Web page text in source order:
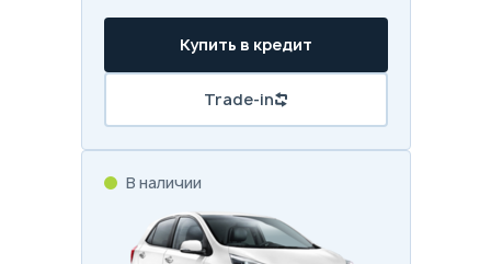
Купить в кредит
Trade-in
В наличии